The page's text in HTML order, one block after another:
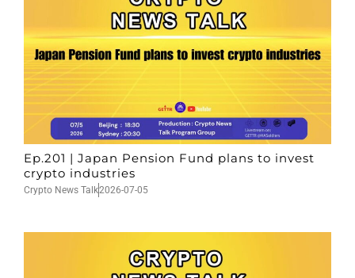
Ep.201 | Japan Pension Fund plans to invest
crypto industries
Crypto News Talk2026-07-05